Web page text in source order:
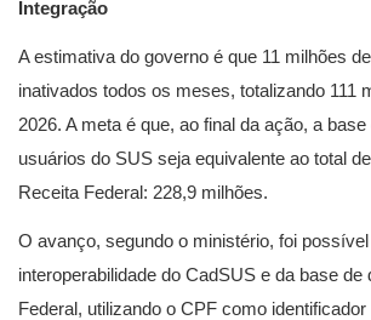
Integração
A estimativa do governo é que 11 milhões
inativados todos os meses, totalizando 111
2026. A meta é que, ao final da ação, a
usuários do SUS seja equivalente ao total
Receita Federal: 228,9 milhões.
O avanço, segundo o ministério, foi
interoperabilidade do CadSUS e da base de
Federal, utilizando o CPF como